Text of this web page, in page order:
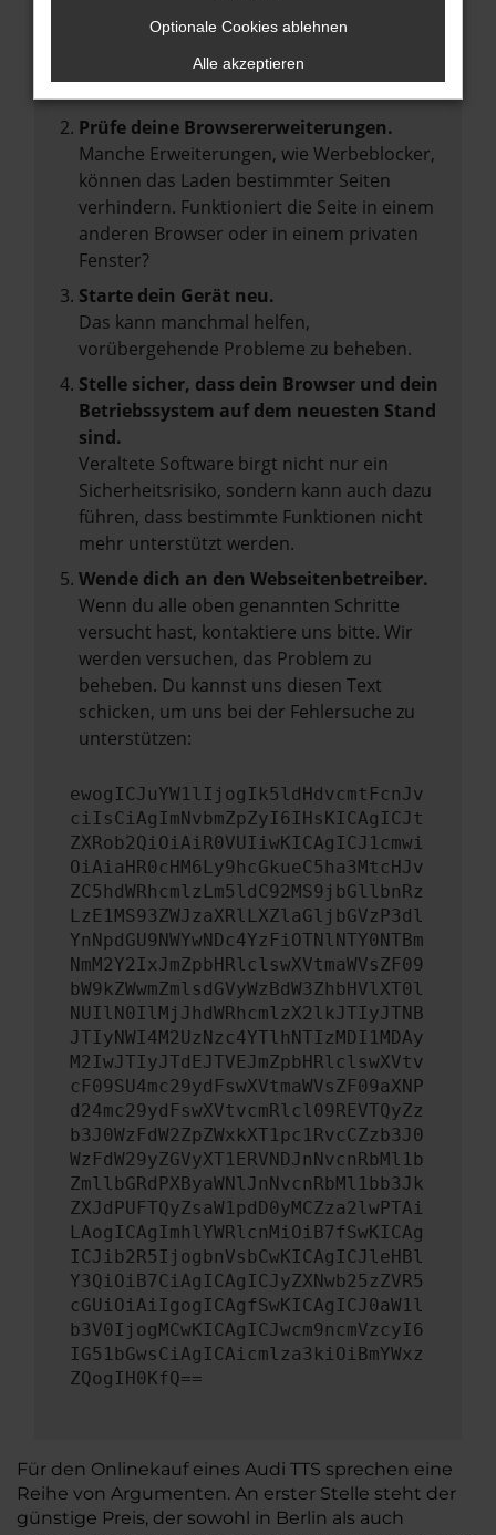
Internetverbindung.
Laden andere Webseiten, zum Beispiel
Prüfe deine Browsererweiterungen.
Manche Erweiterungen, wie Werbeblocker,
können das Laden bestimmter Seiten
verhindern. Funktioniert die Seite in einem
anderen Browser oder in einem privaten
Fenster?
Starte dein Gerät neu.
Das kann manchmal helfen,
vorübergehende Probleme zu beheben.
Stelle sicher, dass dein Browser und dein
Betriebssystem auf dem neuesten Stand
sind.
Veraltete Software birgt nicht nur ein
Sicherheitsrisiko, sondern kann auch dazu
führen, dass bestimmte Funktionen nicht
mehr unterstützt werden.
Wende dich an den Webseitenbetreiber.
Wenn du alle oben genannten Schritte
versucht hast, kontaktiere uns bitte. Wir
werden versuchen, das Problem zu
beheben. Du kannst uns diesen Text
schicken, um uns bei der Fehlersuche zu
unterstützen:
ewogICJuYW1lIjogIk5ldHdvcmtFcnJv
ciIsCiAgImNvbmZpZyI6IHsKICAgICJt
ZXRob2QiOiAiR0VUIiwKICAgICJ1cmwi
OiAiaHR0cHM6Ly9hcGkueC5ha3MtcHJv
ZC5hdWRhcmlzLm5ldC92MS9jbGllbnRz
LzE1MS93ZWJzaXRlLXZlaGljbGVzP3dl
YnNpdGU9NWYwNDc4YzFiOTNlNTY0NTBm
NmM2Y2IxJmZpbHRlclswXVtmaWVsZF09
bW9kZWwmZmlsdGVyWzBdW3ZhbHVlXT0l
NUIlN0IlMjJhdWRhcmlzX2lkJTIyJTNB
JTIyNWI4M2UzNzc4YTlhNTIzMDI1MDAy
M2IwJTIyJTdEJTVEJmZpbHRlclswXVtv
cF09SU4mc29ydFswXVtmaWVsZF09aXNP
d24mc29ydFswXVtvcmRlcl09REVTQyZz
b3J0WzFdW2ZpZWxkXT1pc1RvcCZzb3J0
WzFdW29yZGVyXT1ERVNDJnNvcnRbMl1b
ZmllbGRdPXByaWNlJnNvcnRbMl1bb3Jk
ZXJdPUFTQyZsaW1pdD0yMCZza2lwPTAi
LAogICAgImhlYWRlcnMiOiB7fSwKICAg
ICJib2R5IjogbnVsbCwKICAgICJleHBl
Y3QiOiB7CiAgICAgICJyZXNwb25zZVR5
cGUiOiAiIgogICAgfSwKICAgICJ0aW1l
b3V0IjogMCwKICAgICJwcm9ncmVzcyI6
IG51bGwsCiAgICAicmlza3kiOiBmYWxz
ZQogIH0KfQ==
Für den Onlinekauf eines Audi TTS sprechen eine
Reihe von Argumenten. An erster Stelle steht der
günstige Preis, der sowohl in Berlin als auch
Optionale Cookies ablehnen
Alle akzeptieren